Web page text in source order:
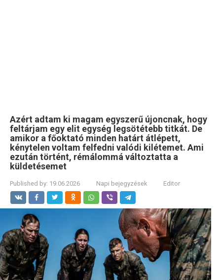
Azért adtam ki magam egyszerű újoncnak, hogy
feltárjam egy elit egység legsötétebb titkát. De
amikor a főoktató minden határt átlépett,
kénytelen voltam felfedni valódi kilétemet. Ami
ezután történt, rémálommá változtatta a
küldetésemet
Published by: 19.06.2026 Napi bejegyzések Editor